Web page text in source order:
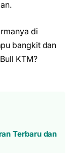
di
bangkit dan
KTM?
Terbaru dan